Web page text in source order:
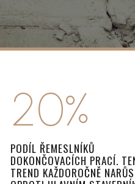
1
2
3
9
0%
PODÍL ŘEMESLNÍKŮ
DOKONČOVACÍCH PRACÍ.
TREND KAŽDOROČNĚ